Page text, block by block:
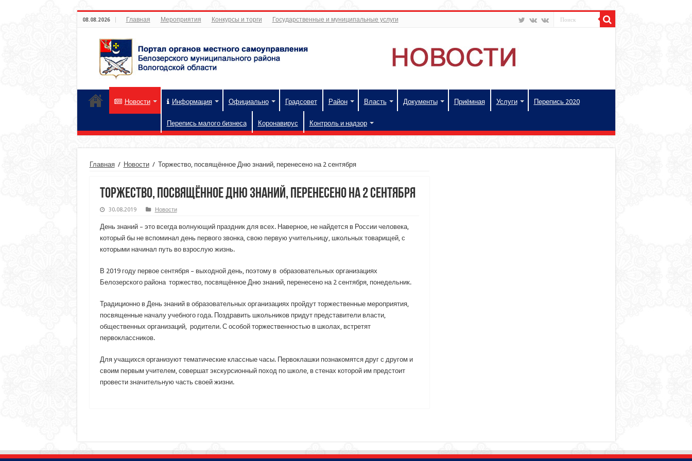
08.08.2026 Главная Мероприятия Конкурсы и торги Государственные и муниципальные услуги
Новости Информация Официально Градсовет Район Власть Документы Приёмная Услуги Перепись 2020
Перепись малого бизнеса Коронавирус Контроль и надзор
Главная / Новости / Торжество, посвящённое Дню знаний, перенесено на 2 сентября
Торжество, посвящённое Дню знаний, перенесено на 2 сентября
30.08.2019 Новости
День знаний – это всегда волнующий праздник для всех. Наверное, не найдется в России человека,
который бы не вспоминал день первого звонка, свою первую учительницу, школьных товарищей, с
которыми начинал путь во взрослую жизнь.
В 2019 году первое сентября – выходной день, поэтому в образовательных организациях
Белозерского района торжество, посвящённое Дню знаний, перенесено на 2 сентября, понедельник.
Традиционно в День знаний в образовательных организациях пройдут торжественные мероприятия,
посвященные началу учебного года. Поздравить школьников придут представители власти,
общественных организаций, родители. С особой торжественностью в школах, встретят
первоклассников.
Для учащихся организуют тематические классные часы. Первоклашки познакомятся друг с другом и
своим первым учителем, совершат экскурсионный поход по школе, в стенах которой им предстоит
провести значительную часть своей жизни.